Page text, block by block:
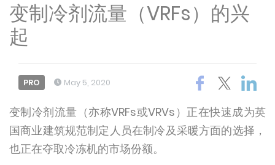
变制冷剂流量（VRFs）的兴
起
PRO May 5, 2020
变制冷剂流量（亦称VRFs或VRVs）正在快速成为英
国商业建筑规范制定人员在制冷及采暖方面的选择，
也正在夺取冷冻机的市场份额。